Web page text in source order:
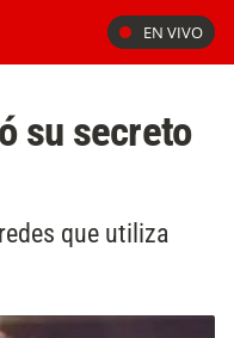
EN VIVO
su secreto
que utiliza